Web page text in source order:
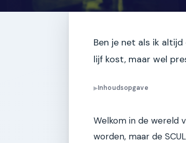
Ben je net als ik
lijf kost, maar wel
▶Inhoudsopgave
Welkom in de wereld
worden, maar de